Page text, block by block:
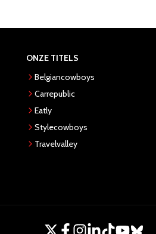
ONZE TITELS
Belgiancowboys
Carrepublic
Eatly
Stylecowboys
Travelvalley